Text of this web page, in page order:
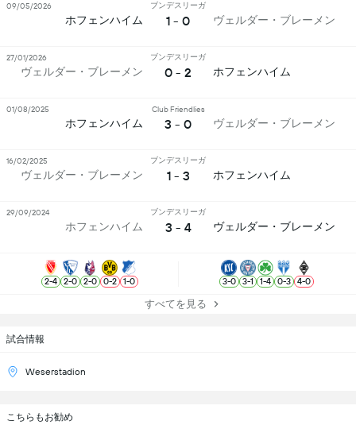
試合情報
Weserstadion
ホフェンハイム
ブンデスリーガ
1 - 0 ヴェルダー・ブレーメン
09/05/2026
ヴェルダー・ブレーメン
ブンデスリーガ
0 - 2 ホフェンハイム
27/01/2026
ホフェンハイム
Club Friendlies
3 - 0 ヴェルダー・ブレーメン
01/08/2025
ヴェルダー・ブレーメン
ブンデスリーガ
1 - 3 ホフェンハイム
16/02/2025
ホフェンハイム
ブンデスリーガ
3 - 4 ヴェルダー・ブレーメン
29/09/2024
2-4 2-0 2-0 0-2 1-0 3-0 3-1 1-4 0-3 4-0
すべてを見る
こちらもお勧め